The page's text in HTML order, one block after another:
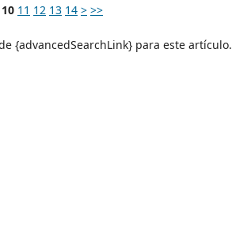
10 11 12 13 14 > >>
{advancedSearchLink} para este artículo.